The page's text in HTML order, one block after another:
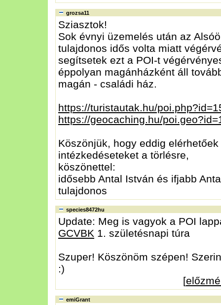
grozsa11
Sziasztok!
Sok évnyi üzemelés után az
tulajdonos idős volta miatt
segítsetek ezt a POI-t
éppolyan magánházként áll
magán - családi ház.
https://turistautak.hu/
https://geocaching.hu/
Köszönjük, hogy eddig
intézkedéseteket a törlésre,
köszönettel:
idősebb Antal István és ifjabb
tulajdonos
species8472hu
Update: Meg is vagyok a POI
GCVBK 1. születésnapi túra
Szuper! Köszönöm szépen!
:)
[
emiGrant